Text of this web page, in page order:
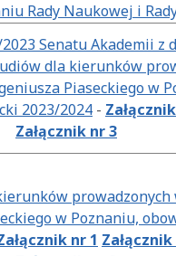
Rady Naukowej i
Senatu Akademii z
dla kierunków
Piaseckiego w
2023/2024 -
Załącznik nr 3
prowadzonych
w Poznaniu,
nr 1